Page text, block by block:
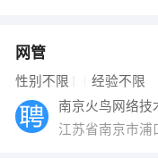
跟单
其他职位
网管
性别不限 经验不限
南京火鸟网络技
江苏省南京市浦